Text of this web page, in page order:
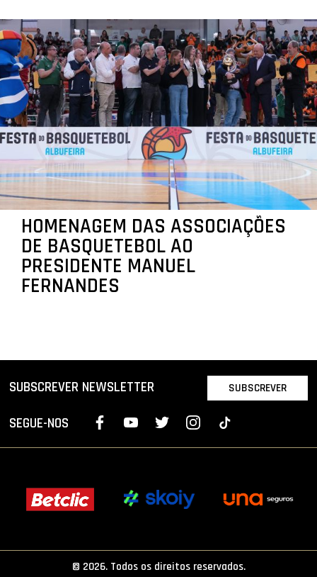
HOMENAGEM DAS ASSOCIAÇÕES
DE BASQUETEBOL AO
PRESIDENTE MANUEL
FERNANDES
SUBSCREVER NEWSLETTER SUBSCREVER
SEGUE-NOS
© 2026. Todos os direitos reservados.